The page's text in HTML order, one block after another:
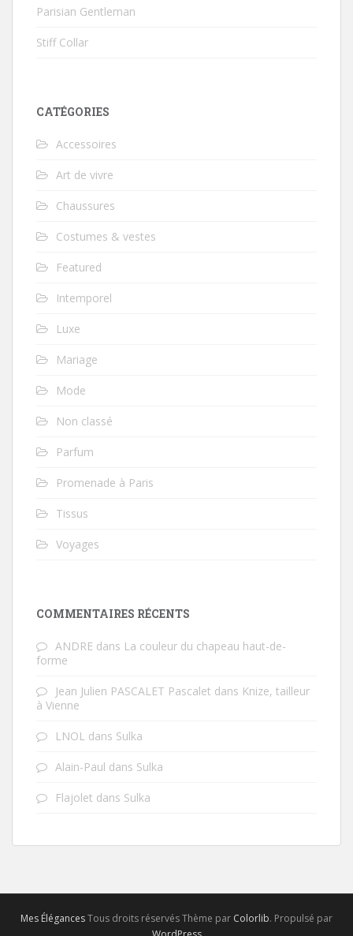
Parisian Gentleman
Stiff Collar
CATÉGORIES
Accessoires
Art de vivre
Chaussures
Costumes & vestes
Featured
Intemporel
Luxe
Mariage
Mode
Non classé
Parfum
Promenade à Paris
Tissus
Voyages
COMMENTAIRES RÉCENTS
ANDRE dans La couleur du chapeau haut-de-
forme
Jean Julien PASCALET Pascalet dans Knize, tailleur
à Vienne
LNOL dans Sulka
Alain-Paul dans Sulka
Flajolet dans Sulka
Mes ÉlégancesTous droits réservés Thème par Colorlib. Propulsé par